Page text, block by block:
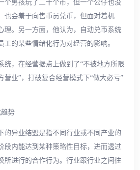
个男孩玩了二十个币，但一个公仔也没
也会羞于向售币员兑币，但面对着机
理。另一方面，他认为，自动兑币系统
工的某些情绪化行为对经营的影响。
统，在经营据点上做到了“不被地方所限
营业”，打破复合经营模式下“做大必亏”
势
的异业结盟是指不同行业或不同产业的
段内能达到某种策略性目标，进而透过
所进行的合作行为。行业跟行业之间往